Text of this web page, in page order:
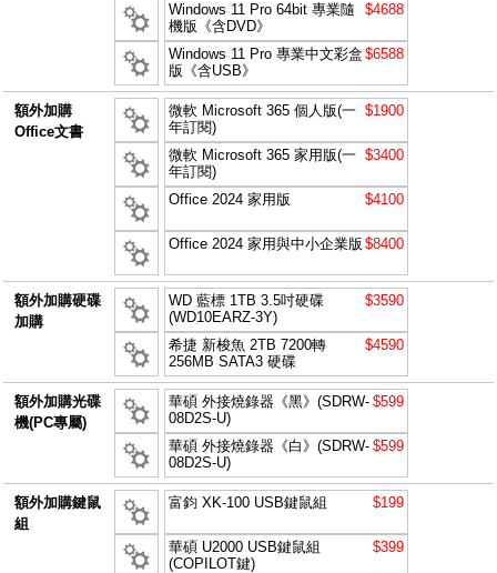
Windows 11 Pro 64bit 專業隨
機版《含DVD》
$4688
Windows 11 Pro 專業中文彩盒
版《含USB》
$6588
額外加購
Office文書
微軟 Microsoft 365 個人版(一
年訂閱)
$1900
微軟 Microsoft 365 家用版(一
年訂閱)
$3400
Office 2024 家用版 $4100
Office 2024 家用與中小企業版 $8400
額外加購硬碟
加購
WD 藍標 1TB 3.5吋硬碟
(WD10EARZ-3Y)
$3590
希捷 新梭魚 2TB 7200轉
256MB SATA3 硬碟
$4590
額外加購光碟
機(PC專屬)
華碩 外接燒錄器《黑》(SDRW-
08D2S-U)
$599
華碩 外接燒錄器《白》(SDRW-
08D2S-U)
$599
額外加購鍵鼠
組
富鈞 XK-100 USB鍵鼠組 $199
華碩 U2000 USB鍵鼠組
(COPILOT鍵)
$399